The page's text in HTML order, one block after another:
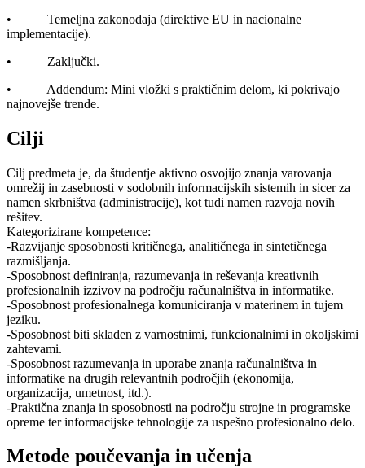
• Temeljna zakonodaja (direktive EU in nacionalne
implementacije).
• Zaključki.
• Addendum: Mini vložki s praktičnim delom, ki pokrivajo
najnovejše trende.
Cilji
Cilj predmeta je, da študentje aktivno osvojijo znanja varovanja
omrežij in zasebnosti v sodobnih informacijskih sistemih in sicer za
namen skrbništva (administracije), kot tudi namen razvoja novih
rešitev.
Kategorizirane kompetence:
-Razvijanje sposobnosti kritičnega, analitičnega in sintetičnega
razmišljanja.
-Sposobnost definiranja, razumevanja in reševanja kreativnih
profesionalnih izzivov na področju računalništva in informatike.
-Sposobnost profesionalnega komuniciranja v materinem in tujem
jeziku.
-Sposobnost biti skladen z varnostnimi, funkcionalnimi in okoljskimi
zahtevami.
-Sposobnost razumevanja in uporabe znanja računalništva in
informatike na drugih relevantnih področjih (ekonomija,
organizacija, umetnost, itd.).
-Praktična znanja in sposobnosti na področju strojne in programske
opreme ter informacijske tehnologije za uspešno profesionalno delo.
Metode poučevanja in učenja